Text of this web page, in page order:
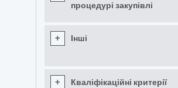
процедурі закупівлі
+ Інші
+ Кваліфікаційні критерії